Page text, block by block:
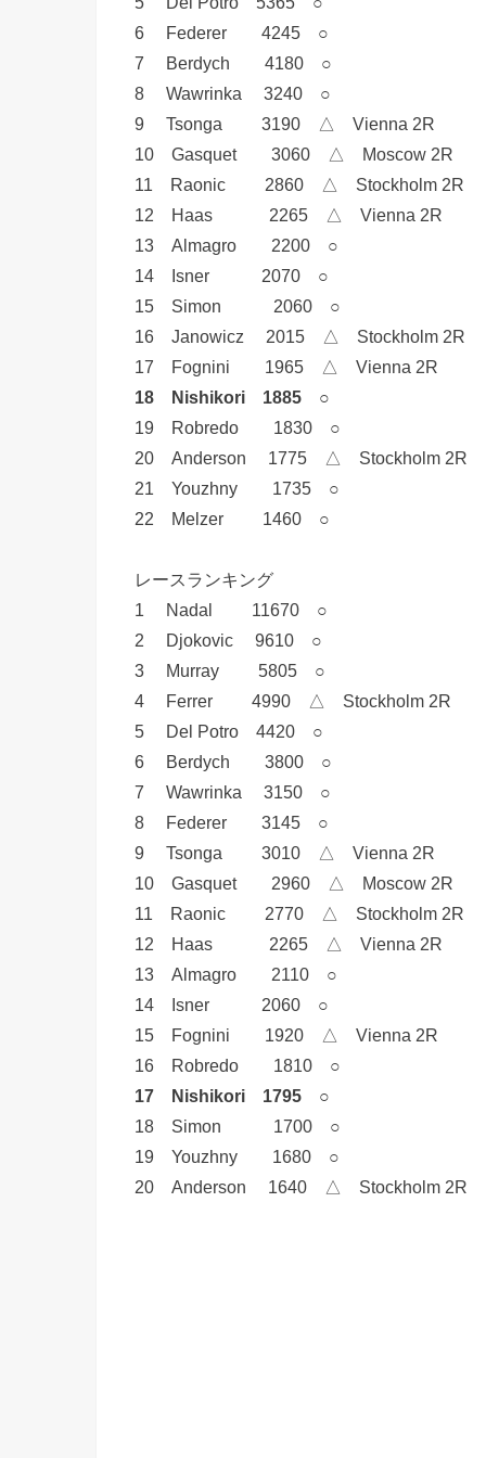
6 Federer 4245 ○
7 Berdych 4180 ○
8 Wawrinka 3240 ○
9 Tsonga 3190 △ Vienna 2R
10 Gasquet 3060 △ Moscow 2R
11 Raonic 2860 △ Stockholm 2R
12 Haas 2265 △ Vienna 2R
13 Almagro 2200 ○
14 Isner 2070 ○
15 Simon 2060 ○
16 Janowicz 2015 △ Stockholm 2R
17 Fognini 1965 △ Vienna 2R
18 Nishikori 1885 ○
19 Robredo 1830 ○
20 Anderson 1775 △ Stockholm 2R
21 Youzhny 1735 ○
22 Melzer 1460 ○
レースランキング
1 Nadal 11670 ○
2 Djokovic 9610 ○
3 Murray 5805 ○
4 Ferrer 4990 △ Stockholm 2R
5 Del Potro 4420 ○
6 Berdych 3800 ○
7 Wawrinka 3150 ○
8 Federer 3145 ○
9 Tsonga 3010 △ Vienna 2R
10 Gasquet 2960 △ Moscow 2R
11 Raonic 2770 △ Stockholm 2R
12 Haas 2265 △ Vienna 2R
13 Almagro 2110 ○
14 Isner 2060 ○
15 Fognini 1920 △ Vienna 2R
16 Robredo 1810 ○
17 Nishikori 1795 ○
18 Simon 1700 ○
19 Youzhny 1680 ○
20 Anderson 1640 △ Stockholm 2R